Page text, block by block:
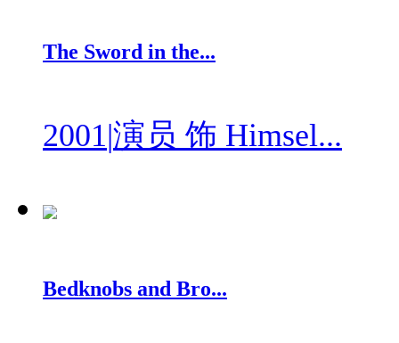
The Sword in the...
2001|演员 饰 Himsel...
Bedknobs and Bro...